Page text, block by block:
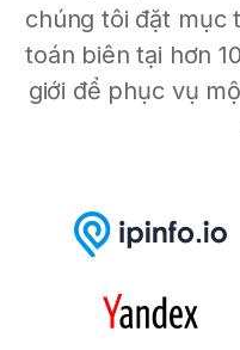
chúng tôi đặt mục
toán biên tại hơn
giới để phục vụ